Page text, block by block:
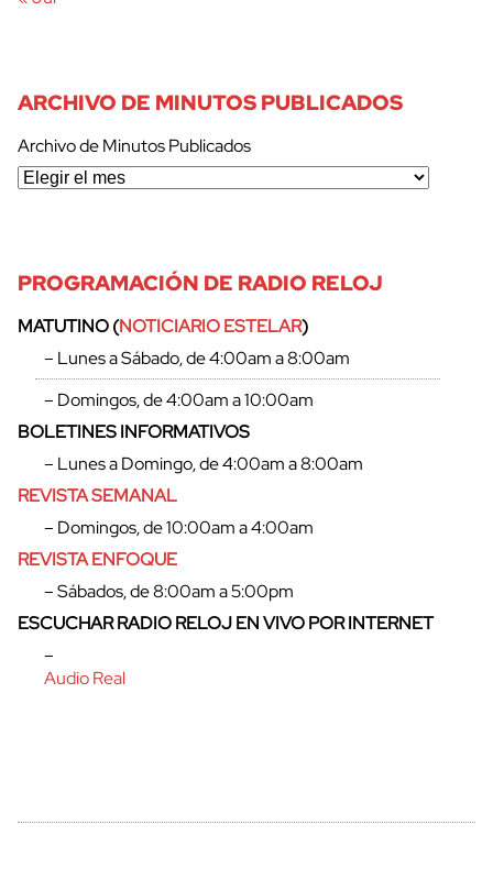
cerrar
ARCHIVO DE MINUTOS PUBLICADOS
Archivo de Minutos Publicados
PROGRAMACIÓN DE RADIO RELOJ
MATUTINO (NOTICIARIO ESTELAR)
– Lunes a Sábado, de 4:00am a 8:00am
– Domingos, de 4:00am a 10:00am
BOLETINES INFORMATIVOS
– Lunes a Domingo, de 4:00am a 8:00am
REVISTA SEMANAL
– Domingos, de 10:00am a 4:00am
REVISTA ENFOQUE
– Sábados, de 8:00am a 5:00pm
ESCUCHAR RADIO RELOJ EN VIVO POR INTERNET
–
Audio Real